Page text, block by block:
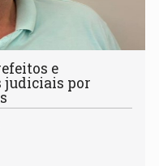
e
judiciais por